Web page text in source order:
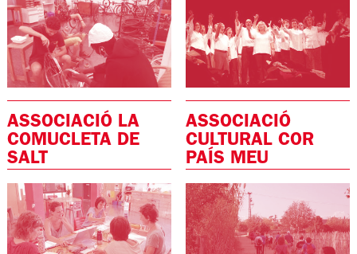
ASSOCIACIÓ LA
COMUCLETA DE
SALT
ASSOCIACIÓ
CULTURAL COR
PAÍS MEU